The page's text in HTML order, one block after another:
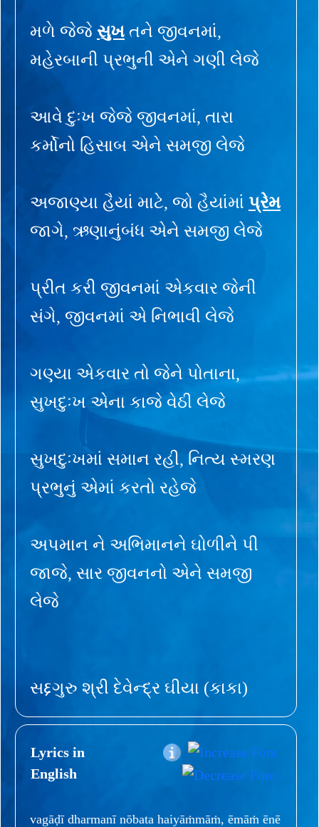
મળે જેજે સુખ તને જીવનમાં,
મહેરબાની પ્રભુની એને ગણી લેજે
આવે દુઃખ જેજે જીવનમાં, તારા
કર્મોનો હિસાબ એને સમજી લેજે
અજાણ્યા હૈયાં માટે, જો હૈયાંમાં પ્રેમ
જાગે, ઋણાનુંબંધ એને સમજી લેજે
પ્રીત કરી જીવનમાં એકવાર જેની
સંગે, જીવનમાં એ નિભાવી લેજે
ગણ્યા એકવાર તો જેને પોતાના,
સુખદુઃખ એના કાજે વેઠી લેજે
સુખદુઃખમાં સમાન રહી, નિત્ય સ્મરણ
પ્રભુનું એમાં કરતો રહેજે
અપમાન ને અભિમાનને ઘોળીને પી
જાજે, સાર જીવનનો એને સમજી
લેજે
સદ્દગુરુ શ્રી દેવેન્દ્ર ઘીયા (કાકા)
Lyrics in
English
vagāḍī dharmanī nōbata haiyāṁmāṁ, ēmāṁ ēnē